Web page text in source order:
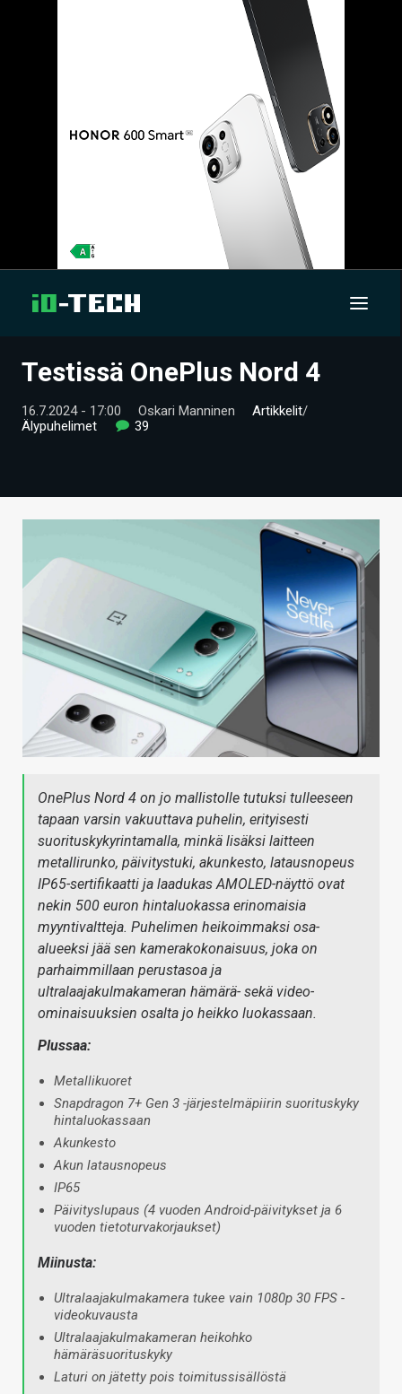
UUTISET
ARTIKKELIT
TECHBBS
HINTA.FI
VAIHDA TEEMA
HAKU
Testissä OnePlus Nord 4
16.7.2024 - 17:00 Oskari Manninen Artikkelit/
Älypuhelimet
39
OnePlus Nord 4 on jo mallistolle tutuksi tulleeseen
tapaan varsin vakuuttava puhelin, erityisesti
suorituskykyrintamalla, minkä lisäksi laitteen
metallirunko, päivitystuki, akunkesto, latausnopeus
IP65-sertifikaatti ja laadukas AMOLED-näyttö ovat
nekin 500 euron hintaluokassa erinomaisia
myyntivaltteja. Puhelimen heikoimmaksi osa-
alueeksi jää sen kamerakokonaisuus, joka on
parhaimmillaan perustasoa ja
ultralaajakulmakameran hämärä- sekä video-
ominaisuuksien osalta jo heikko luokassaan.
Plussaa:
Metallikuoret
Snapdragon 7+ Gen 3 -järjestelmäpiirin suorituskyky
hintaluokassaan
Akunkesto
Akun latausnopeus
IP65
Päivityslupaus (4 vuoden Android-päivitykset ja 6
vuoden tietoturvakorjaukset)
Miinusta:
Ultralaajakulmakamera tukee vain 1080p 30 FPS -
videokuvausta
Ultralaajakulmakameran heikohko
hämäräsuorituskyky
Laturi on jätetty pois toimitussisällöstä